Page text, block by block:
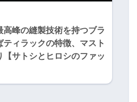
高峰の縫製技術を持つブラ
ティラックの特徴、マスト
サトシとヒロシのファッ